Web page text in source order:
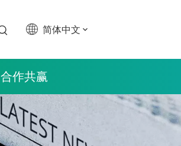
简体中文
合作共赢